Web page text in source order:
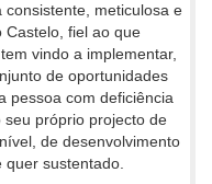
meticulosa e
Castelo, fiel ao que
vindo a implementar,
de oportunidades
pessoa com deficiência
seu próprio projecto de
de desenvolvimento
quer sustentado.